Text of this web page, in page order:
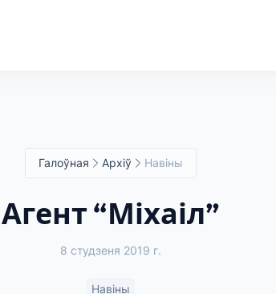
Галоўная Архіў Навіны
Агент “Міхаіл”
8 студзеня 2019 г.
Навіны